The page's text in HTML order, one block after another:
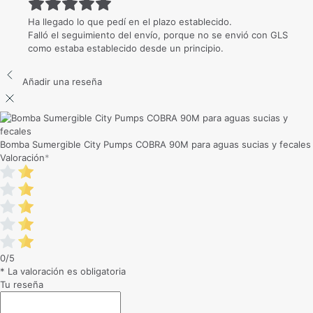
Ha llegado lo que pedí en el plazo establecido.
Falló el seguimiento del envío, porque no se envió con GLS
como estaba establecido desde un principio.
Añadir una reseña
Bomba Sumergible City Pumps COBRA 90M para aguas sucias y fecales
Valoración*
0/5
* La valoración es obligatoria
Tu reseña